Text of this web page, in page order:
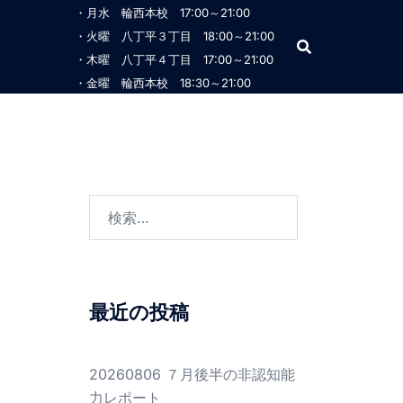
・月水 輪西本校 17:00～21:00
・火曜 八丁平３丁目 18:00～21:00
・木曜 八丁平４丁目 17:00～21:00
・金曜 輪西本校 18:30～21:00
最近の投稿
20260806 ７月後半の非認知能
力レポート